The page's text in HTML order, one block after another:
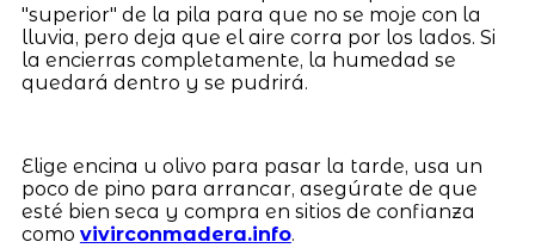
"superior" de la pila para que no se moje con la
lluvia, pero deja que el aire corra por los lados. Si
la encierras completamente, la humedad se
quedará dentro y se pudrirá.
Elige encina u olivo para pasar la tarde, usa un
poco de pino para arrancar, asegúrate de que
esté bien seca y compra en sitios de confianza
como vivirconmadera.info.